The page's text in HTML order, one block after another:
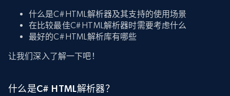
什么是C# HTML解析器及其支持的使用场景
在比较最佳C# HTML解析器时需要考虑什么
最好的C# HTML解析库有哪些
让我们深入了解一下吧！
什么是C# HTML解析器？